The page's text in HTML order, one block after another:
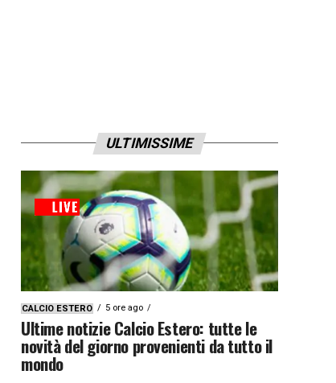
ULTIMISSIME
CALCIO ESTERO 5 ore ago
Ultime notizie Calcio Estero: tutte le
novità del giorno provenienti da tutto il
mondo